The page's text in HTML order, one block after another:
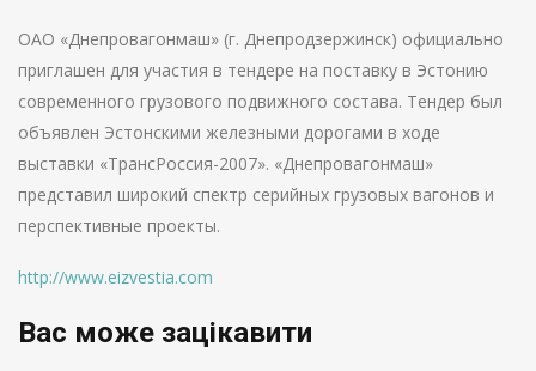
ОАО «Днепровагонмаш» (г. Днепродзержинск) официально
приглашен для участия в тендере на поставку в Эстонию
современного грузового подвижного состава. Тендер был
объявлен Эстонскими железными дорогами в ходе
выставки «ТрансРоссия-2007». «Днепровагонмаш»
представил широкий спектр серийных грузовых вагонов и
перспективные проекты.
http://www.eizvestia.com
Вас може зацікавити